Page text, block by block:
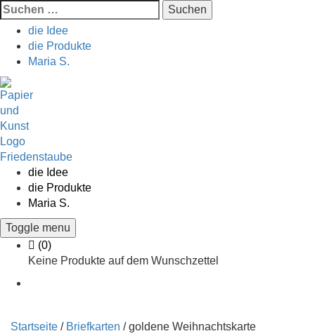
Suchen
nach:
die Idee
die Produkte
Maria S.
Skip
to
content
die Idee
die Produkte
Maria S.
Toggle menu
Cart
(0)
Keine Produkte auf dem Wunschzettel
Startseite / Briefkarten / goldene Weihnachtskarte